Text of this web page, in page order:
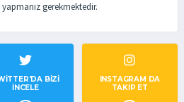
yapmanız gerekmektedir.
BIZI
İNCELE
INSTAGRAM DA
TAKİP ET